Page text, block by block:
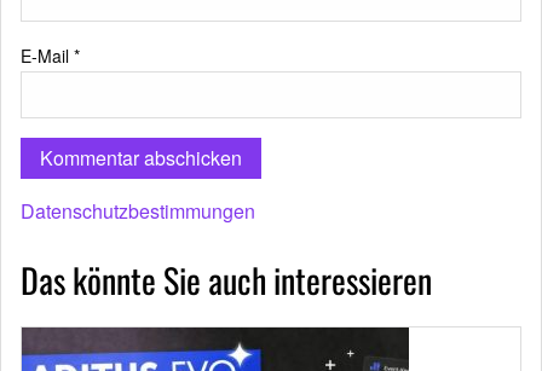
E-Mail *
Datenschutzbestimmungen
Das könnte Sie auch interessieren